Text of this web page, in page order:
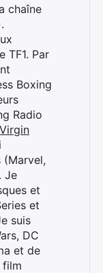
chaîne
TF1. Par
Boxing
Radio
(Marvel,
Je
et
et
suis
DC
et de
film